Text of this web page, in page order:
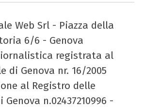
Web Srl - Piazza della
6/6 - Genova
registrata al
di Genova nr. 16/2005
al Registro delle
Genova n.02437210996 -